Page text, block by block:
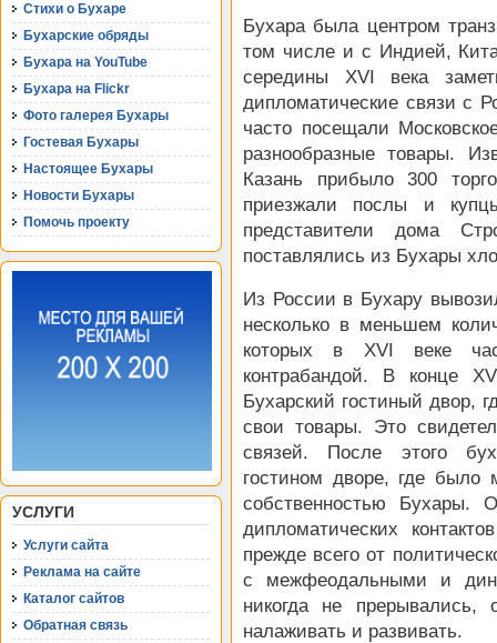
Стихи о Бухаре
Бухарские обряды
Бухара на YouTube
Бухара на Flickr
Фото галерея Бухары
Гостевая Бухары
Настоящее Бухары
Новости Бухары
Помочь проекту
УСЛУГИ
Услуги сайта
Реклама на сайте
Каталог сайтов
Обратная связь
Бухара была центром
том числе и с Индией,
середины XVI века
дипломатические связи с
часто посещали
разнообразные товары.
Казань прибыло 300
приезжали послы и
представители дома
поставлялись из Бухары
Из России в Бухару
несколько в меньшем
которых в XVI веке
контрабандой. В конце
Бухарский гостиный двор,
свои товары. Это
связей. После этого
гостином дворе, где было
собственностью Бухары.
дипломатических
прежде всего от
с межфеодальными и
никогда не прерывались,
налаживать и развивать.